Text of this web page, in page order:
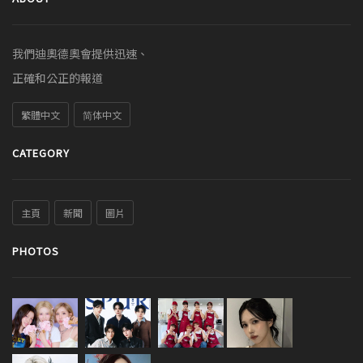
我們迪奧德奧會提供迅速、
正確和公正的報道
繁體中文 简体中文
CATEGORY
主頁 新聞 圖片
PHOTOS